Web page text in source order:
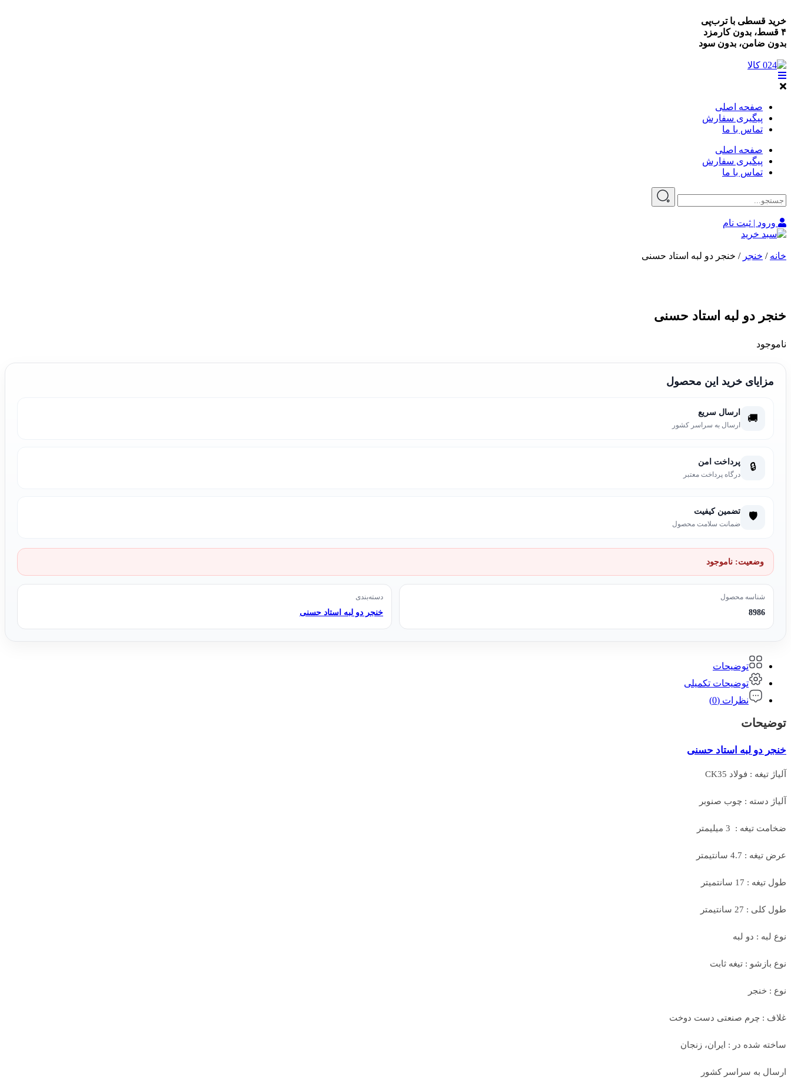
خرید قسطی با ترب‌پی
۴ قسط، بدون کارمزد
بدون ضامن، بدون سود
صفحه اصلی
پیگیری سفارش
تماس با ما
صفحه اصلی
پیگیری سفارش
تماس با ما
ورود | ثبت نام
خانه / خنجر / خنجر دو لبه استاد حسنی
خنجر دو لبه استاد حسنی
ناموجود
مزایای خرید این محصول
🚚 ارسال سریع
ارسال به سراسر کشور
🔒 پرداخت امن
درگاه پرداخت معتبر
🛡️ تضمین کیفیت
ضمانت سلامت محصول
وضعیت: ناموجود
شناسه محصول
8986
دسته‌بندی
خنجر دو لبه استاد حسنی
توضیحات
توضیحات تکمیلی
نظرات (0)
توضیحات
خنجر دو لبه استاد حسنی
آلیاژ تیغه : فولاد CK35
آلیاژ دسته : چوب صنوبر
ضخامت تیغه : 3 میلیمتر
عرض تیغه : 4.7 سانتیمتر
طول تیغه : 17 سانتمیتر
طول کلی : 27 سانتیمتر
نوع لبه : دو لبه
نوع بازشو : تیغه ثابت
نوع : خنجر
غلاف : چرم صنعتی دست دوخت
ساخته شده در : ایران، زنجان
ارسال به سراسر کشور